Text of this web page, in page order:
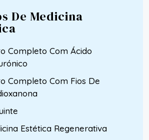
De Medicina
Completo Com Ácido
Completo Com Fios De
Estética Regenerativa